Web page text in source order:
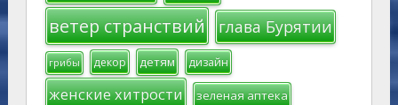
ветер странствий глава Бурятии
грибы декор детям дизайн
женские хитрости зеленая аптека